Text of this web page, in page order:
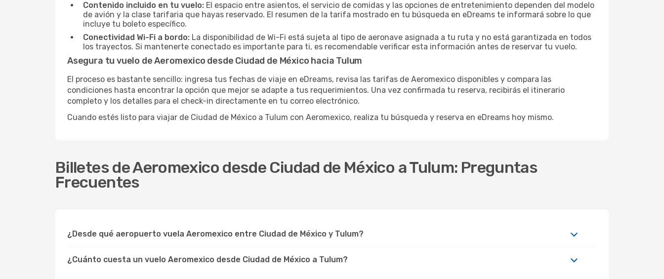
Contenido incluido en tu vuelo: El espacio entre asientos, el servicio de comidas y las opciones de entretenimiento dependen del modelo
de avión y la clase tarifaria que hayas reservado. El resumen de la tarifa mostrado en tu búsqueda en eDreams te informará sobre lo que
incluye tu boleto específico.
Conectividad Wi-Fi a bordo: La disponibilidad de Wi-Fi está sujeta al tipo de aeronave asignada a tu ruta y no está garantizada en todos
los trayectos. Si mantenerte conectado es importante para ti, es recomendable verificar esta información antes de reservar tu vuelo.
Asegura tu vuelo de Aeromexico desde Ciudad de México hacia Tulum
El proceso es bastante sencillo: ingresa tus fechas de viaje en eDreams, revisa las tarifas de Aeromexico disponibles y compara las
condiciones hasta encontrar la opción que mejor se adapte a tus requerimientos. Una vez confirmada tu reserva, recibirás el itinerario
completo y los detalles para el check-in directamente en tu correo electrónico.
Cuando estés listo para viajar de Ciudad de México a Tulum con Aeromexico, realiza tu búsqueda y reserva en eDreams hoy mismo.
Billetes de Aeromexico desde Ciudad de México a Tulum: Preguntas
Frecuentes
¿Desde qué aeropuerto vuela Aeromexico entre Ciudad de México y Tulum?
¿Cuánto cuesta un vuelo Aeromexico desde Ciudad de México a Tulum?